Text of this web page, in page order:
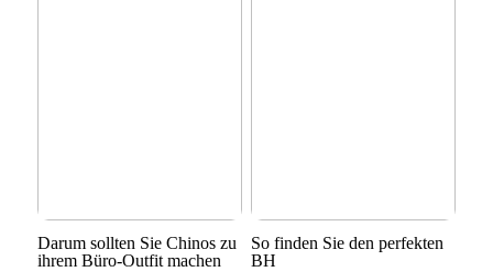
Darum sollten Sie Chinos zu
ihrem Büro-Outfit machen
So finden Sie den perfekten
BH